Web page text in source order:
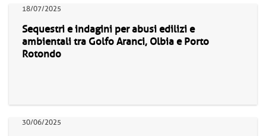
18/07/2025
Sequestri e indagini per abusi edilizi e
ambientali tra Golfo Aranci, Olbia e Porto
Rotondo
30/06/2025